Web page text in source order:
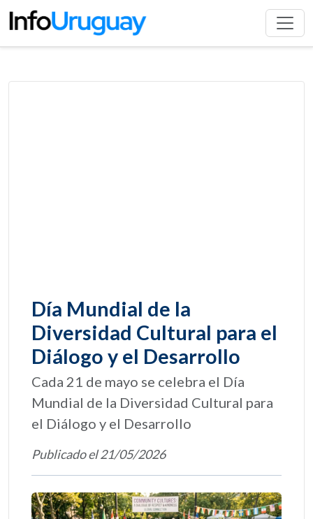
Día Mundial de la
Diversidad Cultural para el
Diálogo y el Desarrollo
Cada 21 de mayo se celebra el Día
Mundial de la Diversidad Cultural para
el Diálogo y el Desarrollo
Publicado el 21/05/2026